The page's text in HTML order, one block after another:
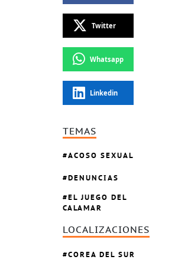
Twitter
Whatsapp
Linkedin
TEMAS
ACOSO SEXUAL
DENUNCIAS
EL JUEGO DEL
CALAMAR
LOCALIZACIONES
COREA DEL SUR